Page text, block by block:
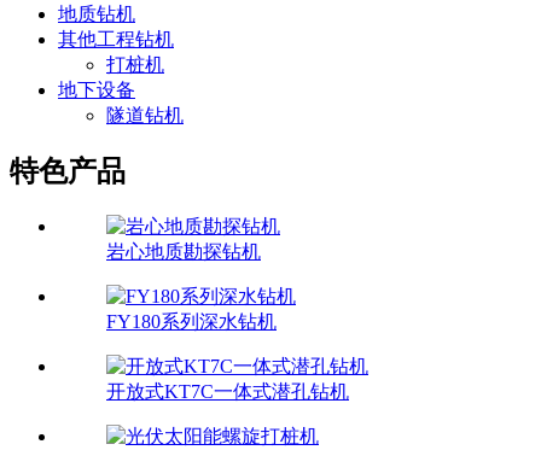
地质钻机
其他工程钻机
打桩机
地下设备
隧道钻机
特色产品
岩心地质勘探钻机
FY180系列深水钻机
开放式KT7C一体式潜孔钻机